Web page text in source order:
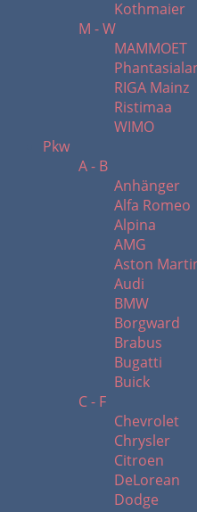
Kothmaier
M - W
MAMMOET
RIGA Mainz
Ristimaa
WIMO
Pkw
A - B
Anhänger
Alfa Romeo
Alpina
AMG
Aston
Audi
BMW
Borgward
Brabus
Bugatti
Buick
C - F
Chevrolet
Chrysler
Citroen
DeLorean
Dodge